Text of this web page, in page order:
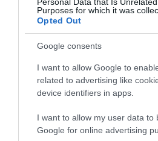
Purposes for which it was
Opted Out
Google consents
I want to allow Google to
related to advertising like
device identifiers in apps.
I want to allow my user data to
Google for online advertising